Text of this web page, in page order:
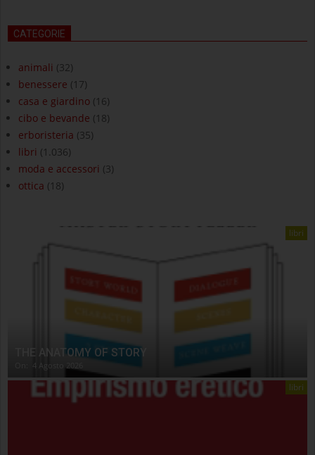
CATEGORIE
animali (32)
benessere (17)
casa e giardino (16)
cibo e bevande (18)
erboristeria (35)
libri (1.036)
moda e accessori (3)
ottica (18)
libri
THE ANATOMY OF STORY
4 Agosto 2026
libri